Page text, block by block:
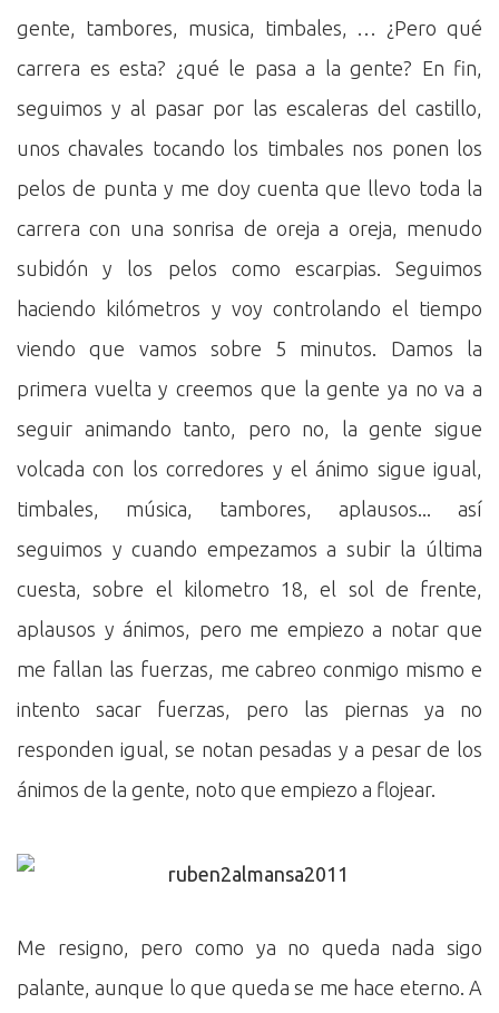
gente, tambores, musica, timbales, … ¿Pero qué
carrera es esta? ¿qué le pasa a la gente? En fin,
seguimos y al pasar por las escaleras del castillo,
unos chavales tocando los timbales nos ponen los
pelos de punta y me doy cuenta que llevo toda la
carrera con una sonrisa de oreja a oreja, menudo
subidón y los pelos como escarpias. Seguimos
haciendo kilómetros y voy controlando el tiempo
viendo que vamos sobre 5 minutos. Damos la
primera vuelta y creemos que la gente ya no va a
seguir animando tanto, pero no, la gente sigue
volcada con los corredores y el ánimo sigue igual,
timbales, música, tambores, aplausos... así
seguimos y cuando empezamos a subir la última
cuesta, sobre el kilometro 18, el sol de frente,
aplausos y ánimos, pero me empiezo a notar que
me fallan las fuerzas, me cabreo conmigo mismo e
intento sacar fuerzas, pero las piernas ya no
responden igual, se notan pesadas y a pesar de los
ánimos de la gente, noto que empiezo a flojear.
Me resigno, pero como ya no queda nada sigo
palante, aunque lo que queda se me hace eterno. A